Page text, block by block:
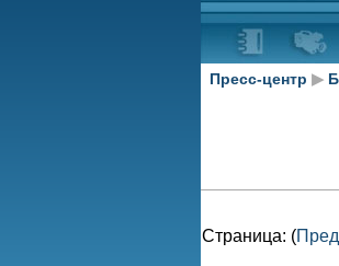
Пресс-центр ▶
Страница: (